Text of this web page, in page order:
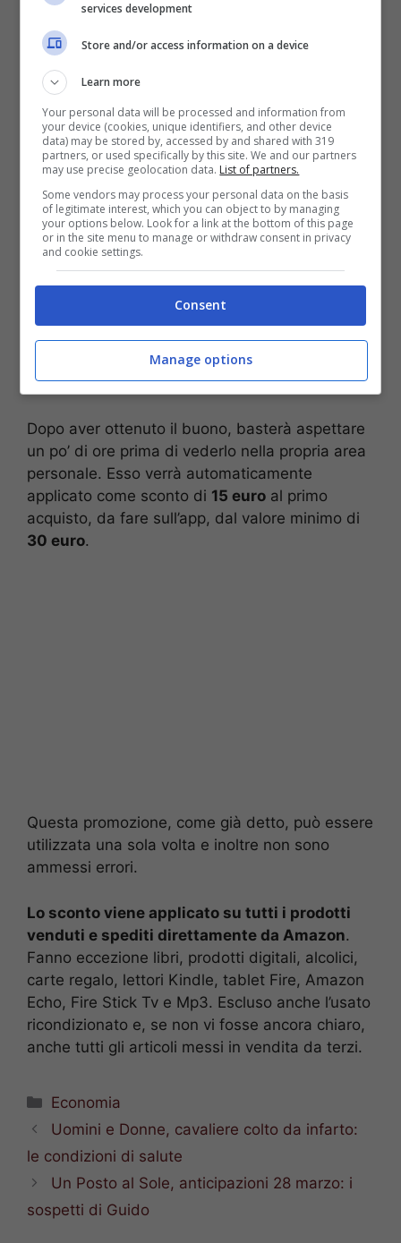
In primis,sono eleggibili per l’offerta coloro
che risultano avere un account creato non
oltre il 31 gennaio del 2022. Dopo aver cliccato
su questolink,bisogna andare su ‘applica la
promozione’che si attiverà automaticamente
mail buono lo si riceverà solo dopo essere
loggati sull’app di Amazon . L’offerta, e anche
questo è da chiarire, risulta disponibile solo
sull’applicazione per
sono idonee le app pertablet,iPadoWindow
Come spendere lo sconto
sul sito
Dopo aver ottenuto il buono, basterà aspettare
un po’ di ore prima di vederlo nella propria area
personale. Esso verrà automaticamente
applicato come sconto di 15 euro al primo
acquisto, da fare sull’app, dal valore minimo di
30 euro.
Questa promozione, come già detto, può essere
utilizzata una sola volta e inoltre non sono
ammessi errori.
Lo sconto viene applicato su tutti i prodotti
venduti e spediti direttamente da Amazon.
Fanno eccezione libri, prodotti digitali, alcolici,
carte regalo, lettori Kindle, tablet Fire, Amazon
Echo, Fire Stick Tv e Mp3. Escluso anche l’usato
ricondizionato e, se non vi fosse ancora chiaro,
anche tutti gli articoli messi in vendita da terzi.
Categorie
Economia
Uomini e Donne, cavaliere colto da infarto:
le condizioni di salute
Un Posto al Sole, anticipazioni 28 marzo: i
sospetti di Guido
services development
Store and/or access information on a device
Learn more
Your personal data will be processed and information from
your device (cookies, unique identifiers, and other device
data) may be stored by, accessed by and shared with 319
partners, or used specifically by this site. We and our partners
may use precise geolocation data. List of partners.
Some vendors may process your personal data on the basis
of legitimate interest, which you can object to by managing
your options below. Look for a link at the bottom of this page
or in the site menu to manage or withdraw consent in privacy
and cookie settings.
Consent
Manage options